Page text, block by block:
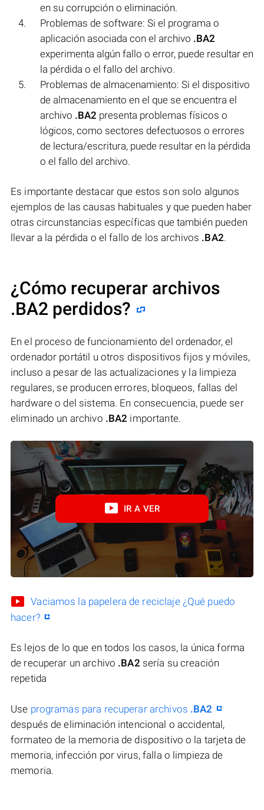
en su corrupción o eliminación.
Problemas de software: Si el programa o
aplicación asociada con el archivo .BA2
experimenta algún fallo o error, puede resultar en
la pérdida o el fallo del archivo.
Problemas de almacenamiento: Si el dispositivo
de almacenamiento en el que se encuentra el
archivo .BA2 presenta problemas físicos o
lógicos, como sectores defectuosos o errores
de lectura/escritura, puede resultar en la pérdida
o el fallo del archivo.
Es importante destacar que estos son solo algunos
ejemplos de las causas habituales y que pueden haber
otras circunstancias específicas que también pueden
llevar a la pérdida o el fallo de los archivos .BA2.
¿Cómo recuperar archivos
.BA2 perdidos?
En el proceso de funcionamiento del ordenador, el
ordenador portátil u otros dispositivos fijos y móviles,
incluso a pesar de las actualizaciones y la limpieza
regulares, se producen errores, bloqueos, fallas del
hardware o del sistema. En consecuencia, puede ser
eliminado un archivo .BA2 importante.
IR A VER
Vaciamos la papelera de reciclaje ¿Qué puedo
hacer?
Es lejos de lo que en todos los casos, la única forma
de recuperar un archivo .BA2 sería su creación
repetida
Use programas para recuperar archivos .BA2
después de eliminación intencional o accidental,
formateo de la memoria de dispositivo o la tarjeta de
memoria, infección por virus, falla o limpieza de
memoria.